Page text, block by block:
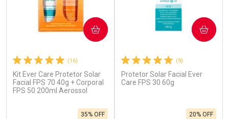
Ativar Desconto
Comprar sem Desconto
Ativar Desconto
(16)
Kit Ever Care Protetor Solar
Facial FPS 70 40g + Corporal
FPS 50 200ml Aerossol
35% OFF
COMPRAR
(9)
Protetor Solar Facial Ever
Care FPS 30 60g
20% OFF
COMPRAR